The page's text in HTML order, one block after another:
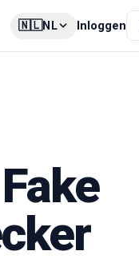
🇳🇱NL Inloggen